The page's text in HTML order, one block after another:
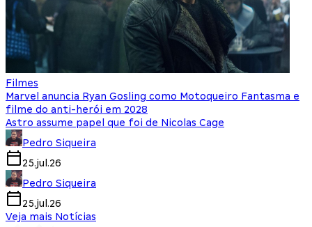
Filmes
Marvel anuncia Ryan Gosling como Motoqueiro Fantasma e
filme do anti-herói em 2028
Astro assume papel que foi de Nicolas Cage
Pedro Siqueira
25.jul.26
Pedro Siqueira
25.jul.26
Veja mais Notícias